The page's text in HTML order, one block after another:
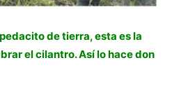
de tierra, esta es la
el cilantro. Así lo hace don